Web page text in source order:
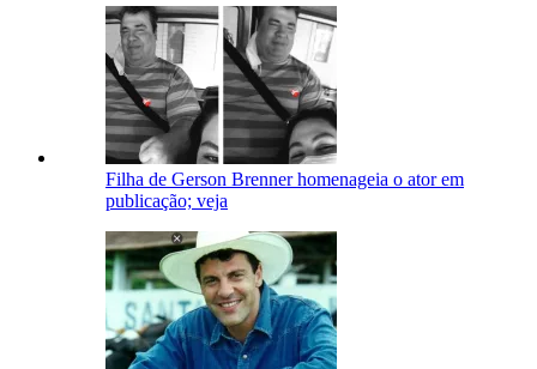
Filha de Gerson Brenner homenageia o ator em
publicação; veja